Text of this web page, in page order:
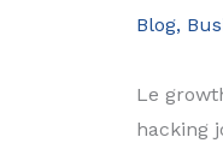
Blog,
Le
hacking